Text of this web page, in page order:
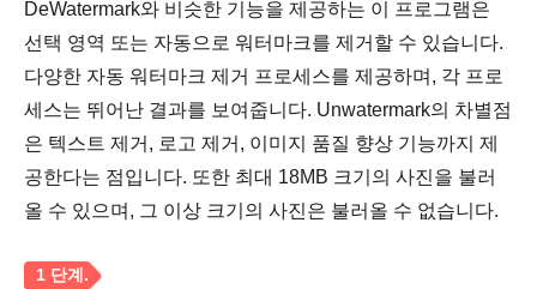
1 단계.
DeWatermark와 비슷한 기능을 제공하는 이 프로그램은
선택 영역 또는 자동으로 워터마크를 제거할 수 있습니다.
다양한 자동 워터마크 제거 프로세스를 제공하며, 각 프로
세스는 뛰어난 결과를 보여줍니다. Unwatermark의 차별점
은 텍스트 제거, 로고 제거, 이미지 품질 향상 기능까지 제
공한다는 점입니다. 또한 최대 18MB 크기의 사진을 불러
올 수 있으며, 그 이상 크기의 사진은 불러올 수 없습니다.